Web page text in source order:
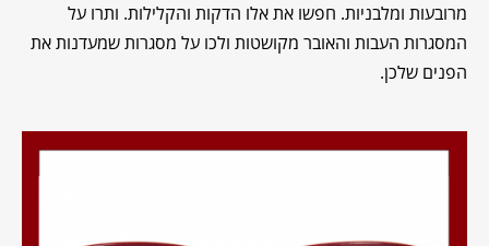
מרובעות ומלבניות. חפשו את אלו הדקות והקלילות. ותרו על
המסגרות העבות והאובר מקושטות ולכו על מסגרות שמעדנות את
הפנים שלכן.